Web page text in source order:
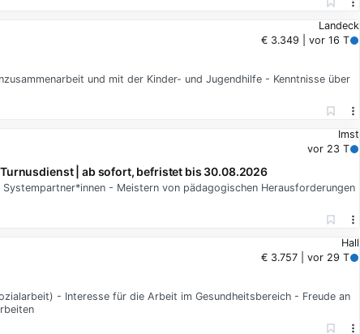
Landeck
€ 3.349 | vor 16 T
und mit der Kinder- und Jugendhilfe - Kenntnisse über
Imst
vor 23 T
| ab sofort, befristet bis 30.08.2026
- Meistern von pädagogischen Herausforderungen
Hall
€ 3.757 | vor 29 T
- Interesse für die Arbeit im Gesundheitsbereich - Freude an